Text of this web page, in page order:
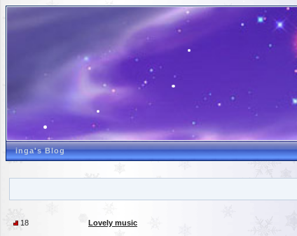
inga's Blog
18 Lovely music